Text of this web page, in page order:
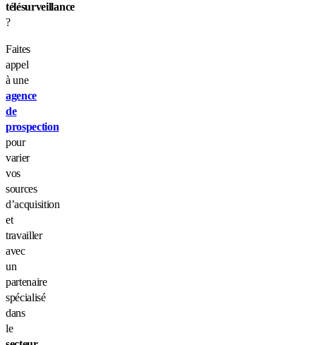
télésurveillance
?
Faites
appel
à une
agence
de
prospection
pour
varier
vos
sources
d’acquisition
et
travailler
avec
un
partenaire
spécialisé
dans
le